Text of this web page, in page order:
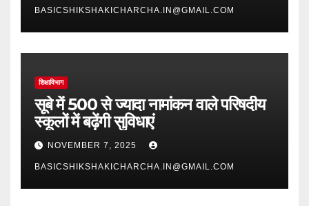
BASICSHIKSHAKICHARCHA.IN@GMAIL.COM
शिक्षाविभाग
सूबे में 500 से ज्यादा नामांकन वाले परिषदीय
स्कूलों में बढ़ेंगी सुविधाएं
NOVEMBER 7, 2025
BASICSHIKSHAKICHARCHA.IN@GMAIL.COM